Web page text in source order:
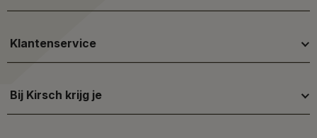
Klantenservice
Bij Kirsch krijg je